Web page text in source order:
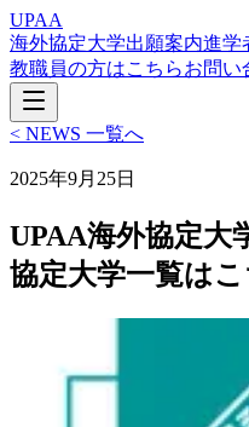
UPAA
海外協定大学出願案内進学
教職員の方はこちらお問い
< NEWS 一覧へ
2025年9月25日
UPAA海外協定大
協定大学一覧は